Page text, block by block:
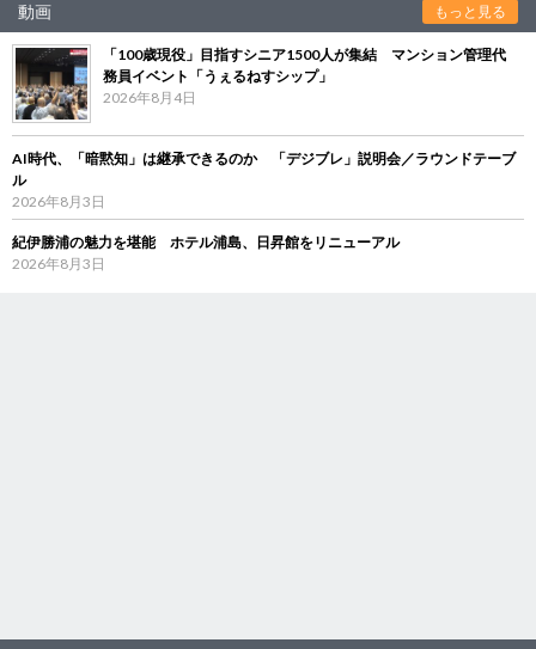
動画 もっと見る
「100歳現役」目指すシニア1500人が集結 マンション管理代
務員イベント「うぇるねすシップ」
2026年8月4日
AI時代、「暗黙知」は継承できるのか 「デジブレ」説明会／ラウンドテーブ
ル
2026年8月3日
紀伊勝浦の魅力を堪能 ホテル浦島、日昇館をリニューアル
2026年8月3日